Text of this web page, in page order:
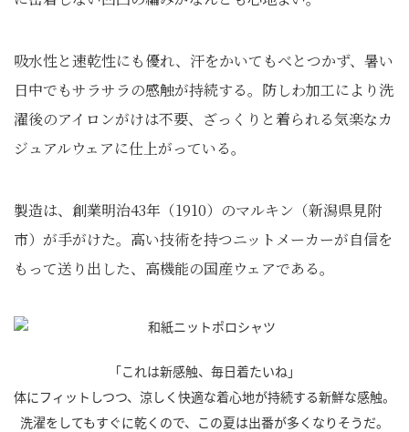
吸水性と速乾性にも優れ、汗をかいてもべとつかず、暑い
日中でもサラサラの感触が持続する。防しわ加工により洗
濯後のアイロンがけは不要、ざっくりと着られる気楽なカ
ジュアルウェアに仕上がっている。
製造は、創業明治43年（1910）のマルキン（新潟県見附
市）が手がけた。高い技術を持つニットメーカーが自信を
もって送り出した、高機能の国産ウェアである。
「これは新感触、毎日着たいね」
体にフィットしつつ、涼しく快適な着心地が持続する新鮮な感触。
洗濯をしてもすぐに乾くので、この夏は出番が多くなりそうだ。